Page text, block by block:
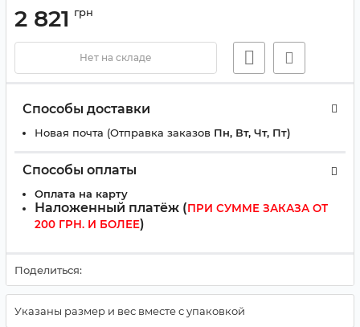
2 821 грн
Нет на складе
Способы доставки
Новая почта (Отправка заказов Пн, Вт, Чт, Пт)
Способы оплаты
Оплата на карту
Наложенный платёж (ПРИ СУММЕ ЗАКАЗА ОТ
200 ГРН. И БОЛЕЕ)
Поделиться:
Указаны размер и вес вместе с упаковкой